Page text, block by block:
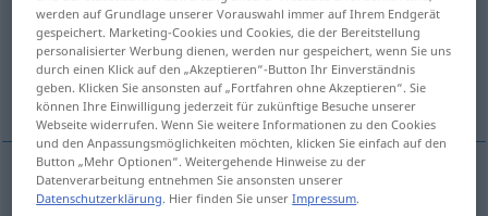
Übersicht aller Übersetzungen
(Für mehr Details die Übersetzung anklicken/antippen)
bivalíšče, stréha, prenočíšče
bivalíšče,stréha Unterkunft
werden auf Grundlage unserer Vorauswahl immer auf Ihrem Endgerät
gespeichert. Marketing-Cookies und Cookies, die der Bereitstellung
personalisierter Werbung dienen, werden nur gespeichert, wenn Sie uns
durch einen Klick auf den „Akzeptieren“-Button Ihr Einverständnis
geben. Klicken Sie ansonsten auf „Fortfahren ohne Akzeptieren“. Sie
können Ihre Einwilligung jederzeit für zukünftige Besuche unserer
Webseite widerrufen. Wenn Sie weitere Informationen zu den Cookies
und den Anpassungsmöglichkeiten möchten, klicken Sie einfach auf den
Button „Mehr Optionen“. Weitergehende Hinweise zu der
Datenverarbeitung entnehmen Sie ansonsten unserer
Datenschutzerklärung. Hier finden Sie unserImpressum.